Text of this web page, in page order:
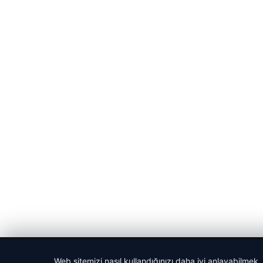
Web sitemizi nasıl kullandığınızı daha iyi